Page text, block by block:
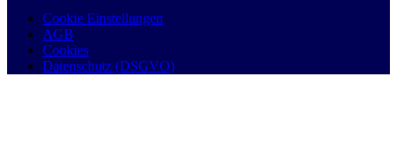
Cookie Einstellungen
AGB
Cookies
Datenschutz (DSGVO)